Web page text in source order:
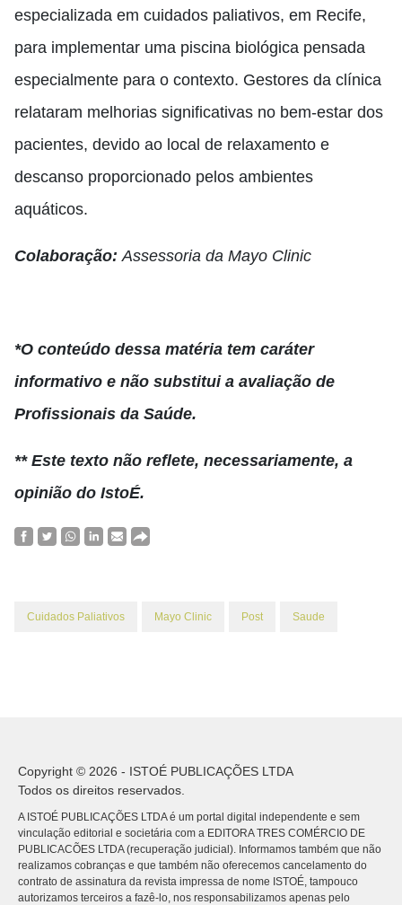
especializada em cuidados paliativos, em Recife,
para implementar uma piscina biológica pensada
especialmente para o contexto. Gestores da clínica
relataram melhorias significativas no bem-estar dos
pacientes, devido ao local de relaxamento e
descanso proporcionado pelos ambientes
aquáticos.
Colaboração:Assessoria da Mayo Clinic
*O conteúdo dessa matéria tem caráter
informativo e não substitui a avaliação de
Profissionais da Saúde.
** Este texto não reflete, necessariamente, a
opinião do IstoÉ.
Cuidados Paliativos Mayo Clinic Post Saude
Copyright © 2026 - ISTOÉ PUBLICAÇÕES LTDA
Todos os direitos reservados.
A ISTOÉ PUBLICAÇÕES LTDA é um portal digital independente e sem
vinculação editorial e societária com a EDITORA TRES COMÉRCIO DE
PUBLICACÕES LTDA (recuperação judicial). Informamos também que não
realizamos cobranças e que também não oferecemos cancelamento do
contrato de assinatura da revista impressa de nome ISTOÉ, tampouco
autorizamos terceiros a fazê-lo, nos responsabilizamos apenas pelo